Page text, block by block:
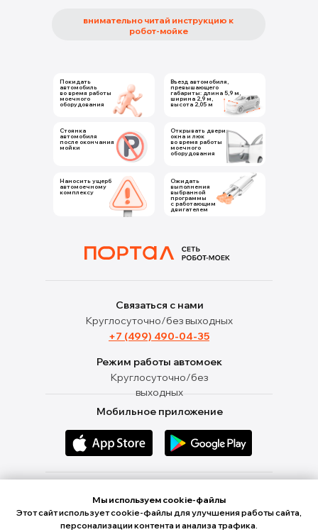
внимательно читай инструкцию к
робот-мойке
Наносить ущерб
автомоечному
комплексу
Ожидать
выполнения
выбранной
программы
с работающим
двигателем
Стоянка
автомобиля
после окончания
мойки
Открывать двери,
окна и люк
во время работы
моечного
оборудования
Покидать
автомобиль
во время работы
моечного
оборудования
Въезд автомобиля,
превышающего
габариты: длина 5,9 м,
ширина 2,9 м,
высота 2,05 м
Мы используем cookie-файлы
Этот сайт использует cookie-файлы для улучшения работы сайта,
персонализации контента и анализа трафика.
+7 (499) 490-04-35
Круглосуточно/без
выходных
Связаться с нами
Режим работы автомоек
Круглосуточно/без выходных
Мобильное приложение